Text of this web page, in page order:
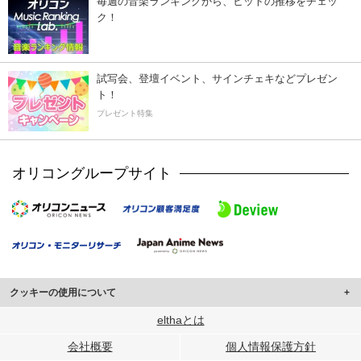
ク！
試写会、登壇イベント、サインチェキなどプレゼン
ト！
プレゼント特集
オリコングループサイト
クッキーの使用について
このサイトでは Cookie を使用して、ユーザーに合わせたコンテンツや広告の
行っています。
elthaとは
会社概要 個人情報保護方針